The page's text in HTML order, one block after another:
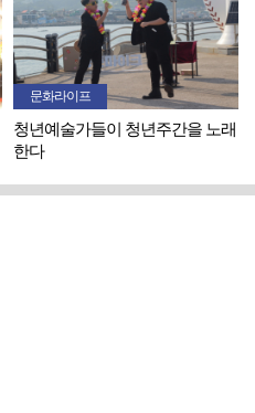
문화라이프
청년예술가들이 청년주간을 노래
한다